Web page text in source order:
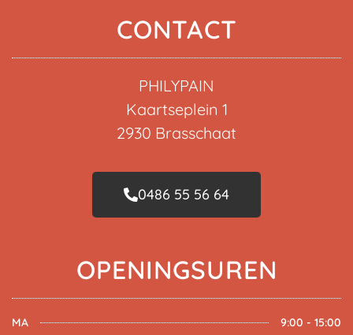
CONTACT
PHILYPAIN
Kaartseplein 1
2930 Brasschaat
0486 55 56 64
OPENINGSUREN
MA 9:00 - 15:00